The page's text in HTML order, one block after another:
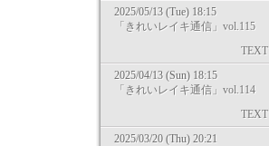
2025/05/13 (Tue) 18:15
「きれいレイキ通信」vol.115
TEXT
2025/04/13 (Sun) 18:15
「きれいレイキ通信」vol.114
TEXT
2025/03/20 (Thu) 20:21